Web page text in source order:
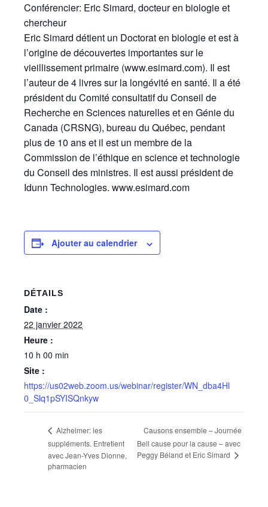
Conférencier: Eric Simard, docteur en biologie et
chercheur
Eric Simard détient un Doctorat en biologie et est à
l’origine de découvertes importantes sur le
vieillissement primaire (www.esimard.com). Il est
l’auteur de 4 livres sur la longévité en santé. Il a été
président du Comité consultatif du Conseil de
Recherche en Sciences naturelles et en Génie du
Canada (CRSNG), bureau du Québec, pendant
plus de 10 ans et il est un membre de la
Commission de l’éthique en science et technologie
du Conseil des ministres. Il est aussi président de
Idunn Technologies. www.esimard.com
Ajouter au calendrier
DÉTAILS
Date :
22 janvier 2022
Heure :
10 h 00 min
Site :
https://us02web.zoom.us/webinar/register/WN_dba4Hl
0_Slq1pSYISQnkyw
Alzheimer: les
suppléments. Entretient
avec Jean-Yves Dionne,
pharmacien
Causons ensemble – Journée
Bell cause pour la cause – avec
Peggy Béland et Eric Simard